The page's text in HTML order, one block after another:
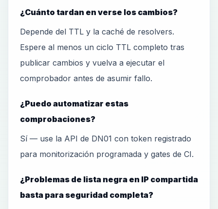
¿Cuánto tardan en verse los cambios?
Depende del TTL y la caché de resolvers.
Espere al menos un ciclo TTL completo tras
publicar cambios y vuelva a ejecutar el
comprobador antes de asumir fallo.
¿Puedo automatizar estas
comprobaciones?
Sí — use la API de DN01 con token registrado
para monitorización programada y gates de CI.
¿Problemas de lista negra en IP compartida
basta para seguridad completa?